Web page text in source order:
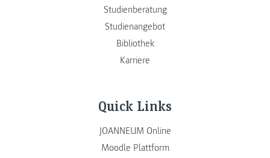
Studienberatung
Studienangebot
Bibliothek
Karriere
Quick Links
JOANNEUM Online
Moodle Plattform